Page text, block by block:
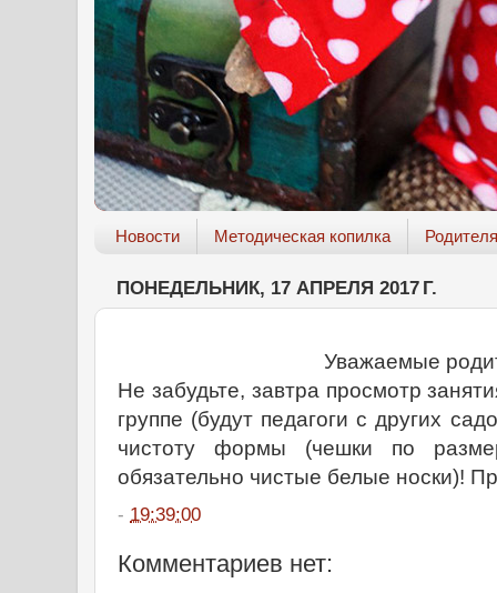
Новости Методическая копилка
ПОНЕДЕЛЬНИК, 17 АПРЕЛЯ 2017 Г.
Уважаемые
Не забудьте, завтра просмотр
группе (будут педагоги с других
чистоту формы (чешки по
обязательно чистые белые носки)!
- 19:39:00
Комментариев нет: